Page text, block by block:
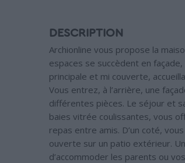
DESCRIPTION
Archionline vous propose la
espaces se succèdent en
principale et mi couverte,
Vous entrez, à l’arrière, une
différentes pièces. Le séjour et
baies vitrée coulissantes, vous
repas entre amis. D’un coté,
ouverte sur un patio extérieur.
d’accommoder les parents ou